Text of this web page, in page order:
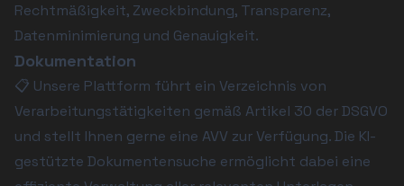
Rechtmäßigkeit, Zweckbindung, Transparenz,
Datenminimierung und Genauigkeit.
Dokumentation
📋 Unsere Plattform führt ein Verzeichnis von
Verarbeitungstätigkeiten gemäß Artikel 30 der DSGVO
und stellt Ihnen gerne eine AVV zur Verfügung. Die KI-
gestützte Dokumentensuche ermöglicht dabei eine